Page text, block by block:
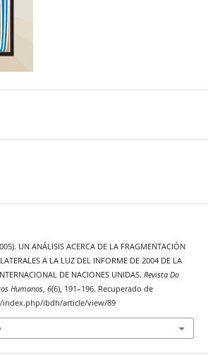
UN ANÁLISIS ACERCA DE LA FRAGMENTACIÓN
A LA LUZ DEL INFORME DE 2004 DE LA
DE NACIONES UNIDAS. Revista Do
Humanos, 6(6), 191–196. Recuperado de
ibdh/article/view/89